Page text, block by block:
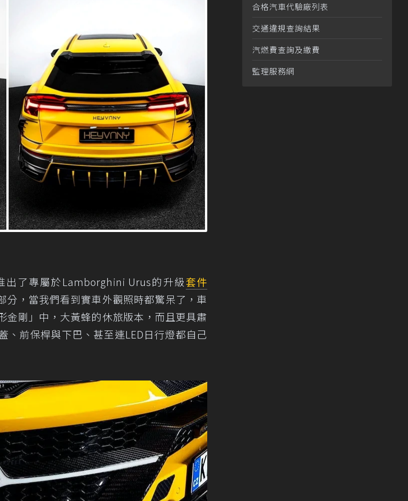
了專屬於Lamborghini Urus的升級套件
，當我們看到實車外觀照時都驚呆了，車
金剛」中，大黃蜂的休旅版本，而且更具肅
、前保桿與下巴、甚至連LED日行燈都自己
合格汽車代驗廠列表
交通違規查詢結果
汽燃費查詢及繳費
監理服務網